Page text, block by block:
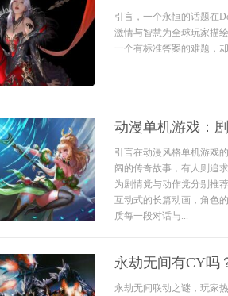
引言，一个永恒的话题在
激情与智慧为全球玩家描
一个有标准答案的难题，
动漫单机游戏：
引言在动漫风格单机游戏
阔的传奇故事，有人则追
为剧情党与动作党分别推
互动式的长篇动画，角色
质每一段对话与...
永劫无间有CY吗
永劫无间联动之谜，玩家